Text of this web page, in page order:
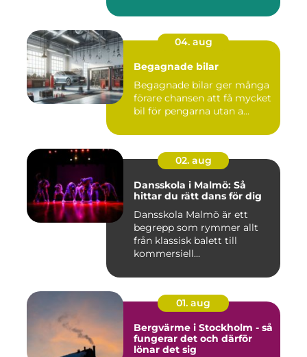
04. aug
Begagnade bilar
Begagnade bilar ger många
förare chansen att få mycket
bil för pengarna utan a...
02. aug
Dansskola i Malmö: Så
hittar du rätt dans för dig
Dansskola Malmö är ett
begrepp som rymmer allt
från klassisk balett till
kommersiell...
01. aug
Bergvärme i Stockholm - så
fungerar det och därför
lönar det sig